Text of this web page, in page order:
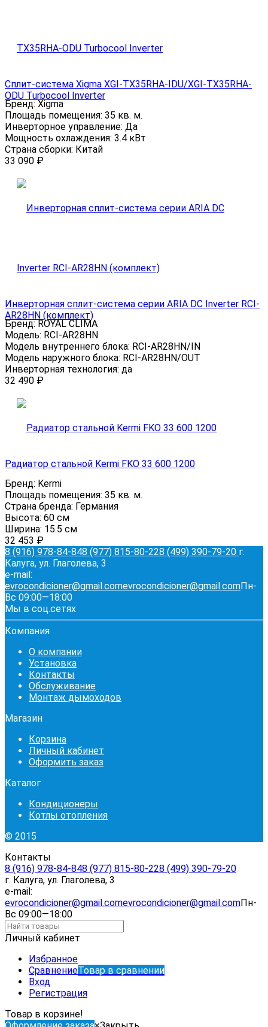
Сплит-система Xigma XGI-TX35RHA-IDU/XGI-TX35RHA-
ODU Turbocool Inverter
Бренд:Xigma
Площадь помещения: 35 кв. м.
Инверторное управление: Да
Мощность охлаждения: 3.4 кВт
Страна сборки: Китай
33 090 ₽
Инверторная сплит-система серии ARIA DC Inverter RCI-
AR28HN (комплект)
Бренд:ROYAL CLIMA
Модель: RCI-AR28HN
Модель внутреннего блока: RCI-AR28HN/IN
Модель наружного блока: RCI-AR28HN/OUT
Инверторная технология: да
32 490 ₽
Радиатор стальной Kermi FKO 33 600 1200
Бренд: Kermi
Площадь помещения: 35 кв. м.
Страна бренда: Германия
Высота: 60 см
Ширина: 15.5 см
32 453 ₽
8 (916) 978-84-848 (977) 815-80-228 (499) 390-79-20 г.
Калуга, ул. Глаголева, 3
e-mail:
evrocondicioner@gmail.comevrocondicioner@gmail.comПн-
Вс 09:00—18:00
Мы в соц.сетях
Компания
О компании
Установка
Контакты
Обслуживание
Монтаж дымоходов
Магазин
Корзина
Личный кабинет
Оформить заказ
Каталог
Кондиционеры
Котлы отопления
© 2015
Контакты
8 (916) 978-84-848 (977) 815-80-228 (499) 390-79-20
г. Калуга, ул. Глаголева, 3
e-mail:
evrocondicioner@gmail.comevrocondicioner@gmail.comПн-
Вс 09:00—18:00
Личный кабинет
Избранное
СравнениеТовар в сравнении
Вход
Регистрация
Товар в корзине!